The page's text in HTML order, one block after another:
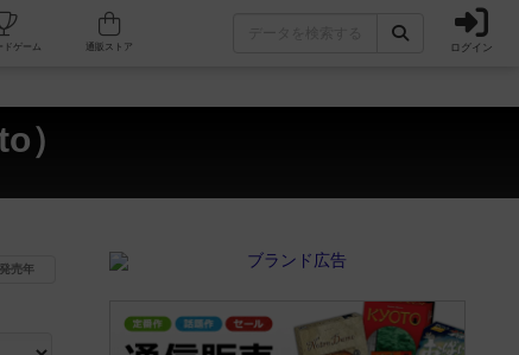
/店舗 人気ボードゲーム ログイン
）
発売年
マニュアルを読む時間や参加者へのルール説明時間は含まれていないため、初めて